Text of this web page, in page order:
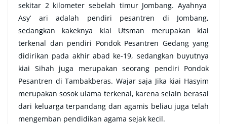
sekitar 2 kilometer sebelah timur Jombang. Ayahnya
Asy’ ari adalah pendiri pesantren di Jombang,
sedangkan kakeknya kiai Utsman merupakan kiai
terkenal dan pendiri Pondok Pesantren Gedang yang
didirikan pada akhir abad ke-19, sedangkan buyutnya
kiai Sihah juga merupakan seorang pendiri Pondok
Pesantren di Tambakberas. Wajar saja Jika kiai Hasyim
merupakan sosok ulama terkenal, karena selain berasal
dari keluarga terpandang dan agamis beliau juga telah
mengemban pendidikan agama sejak kecil.